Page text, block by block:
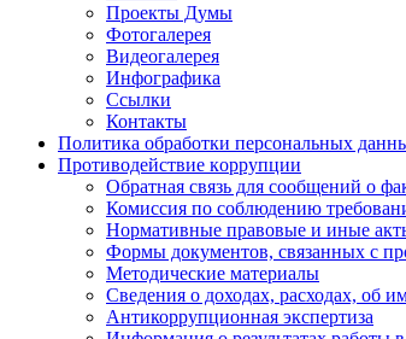
Проекты Думы
Фотогалерея
Видеогалерея
Инфографика
Ссылки
Контакты
Политика обработки персональных
Прoтивoдeйствие кoрpупции
Обратная связь для сообщений о
Комиссия по соблюдению
Нормативные правовые и иные
Формы документов, связанных с
Методические материалы
Сведения о доходах, расходах, об
Антикоррупционная экспертиза